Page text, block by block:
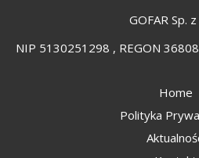
GOFAR Sp.
NIP 5130251298 , REGON
Home
Polityka